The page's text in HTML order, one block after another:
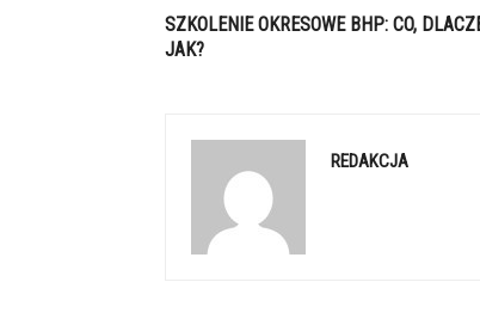
SZKOLENIE OKRESOWE BHP: CO,
JAK?
REDAKCJA